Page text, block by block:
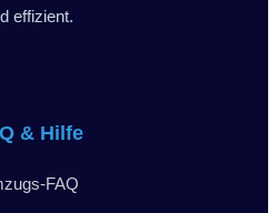
effizient.
& Hilfe
FAQ